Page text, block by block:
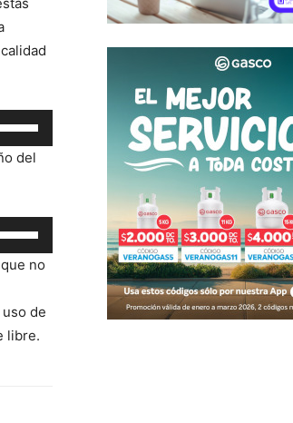
abajo
del
abajo
no
de
libre.